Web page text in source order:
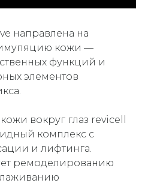
направлена на
кожи —
функций и
элементов
вокруг глаз revicell
комплекс с
и лифтинга.
ремоделированию